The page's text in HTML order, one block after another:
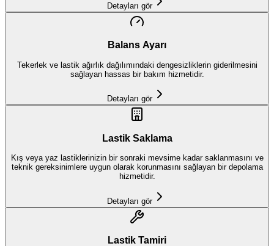
Detayları gör
Balans Ayarı
Tekerlek ve lastik ağırlık dağılımındaki dengesizliklerin giderilmesini
sağlayan hassas bir bakım hizmetidir.
Detayları gör
Lastik Saklama
Kış veya yaz lastiklerinizin bir sonraki mevsime kadar saklanmasını ve
teknik gereksinimlere uygun olarak korunmasını sağlayan bir depolama
hizmetidir.
Detayları gör
Lastik Tamiri